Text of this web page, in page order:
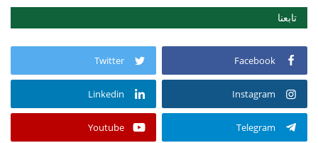
تابعنا
Facebook
Twitter
Instagram
Linkedin
Telegram
Youtube